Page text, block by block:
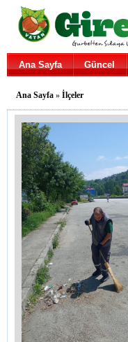
Ana Sayfa Güncel
Ana Sayfa » İlçeler